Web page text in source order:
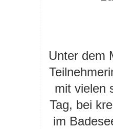
Unter dem
mit vielen
Tag, bei
im